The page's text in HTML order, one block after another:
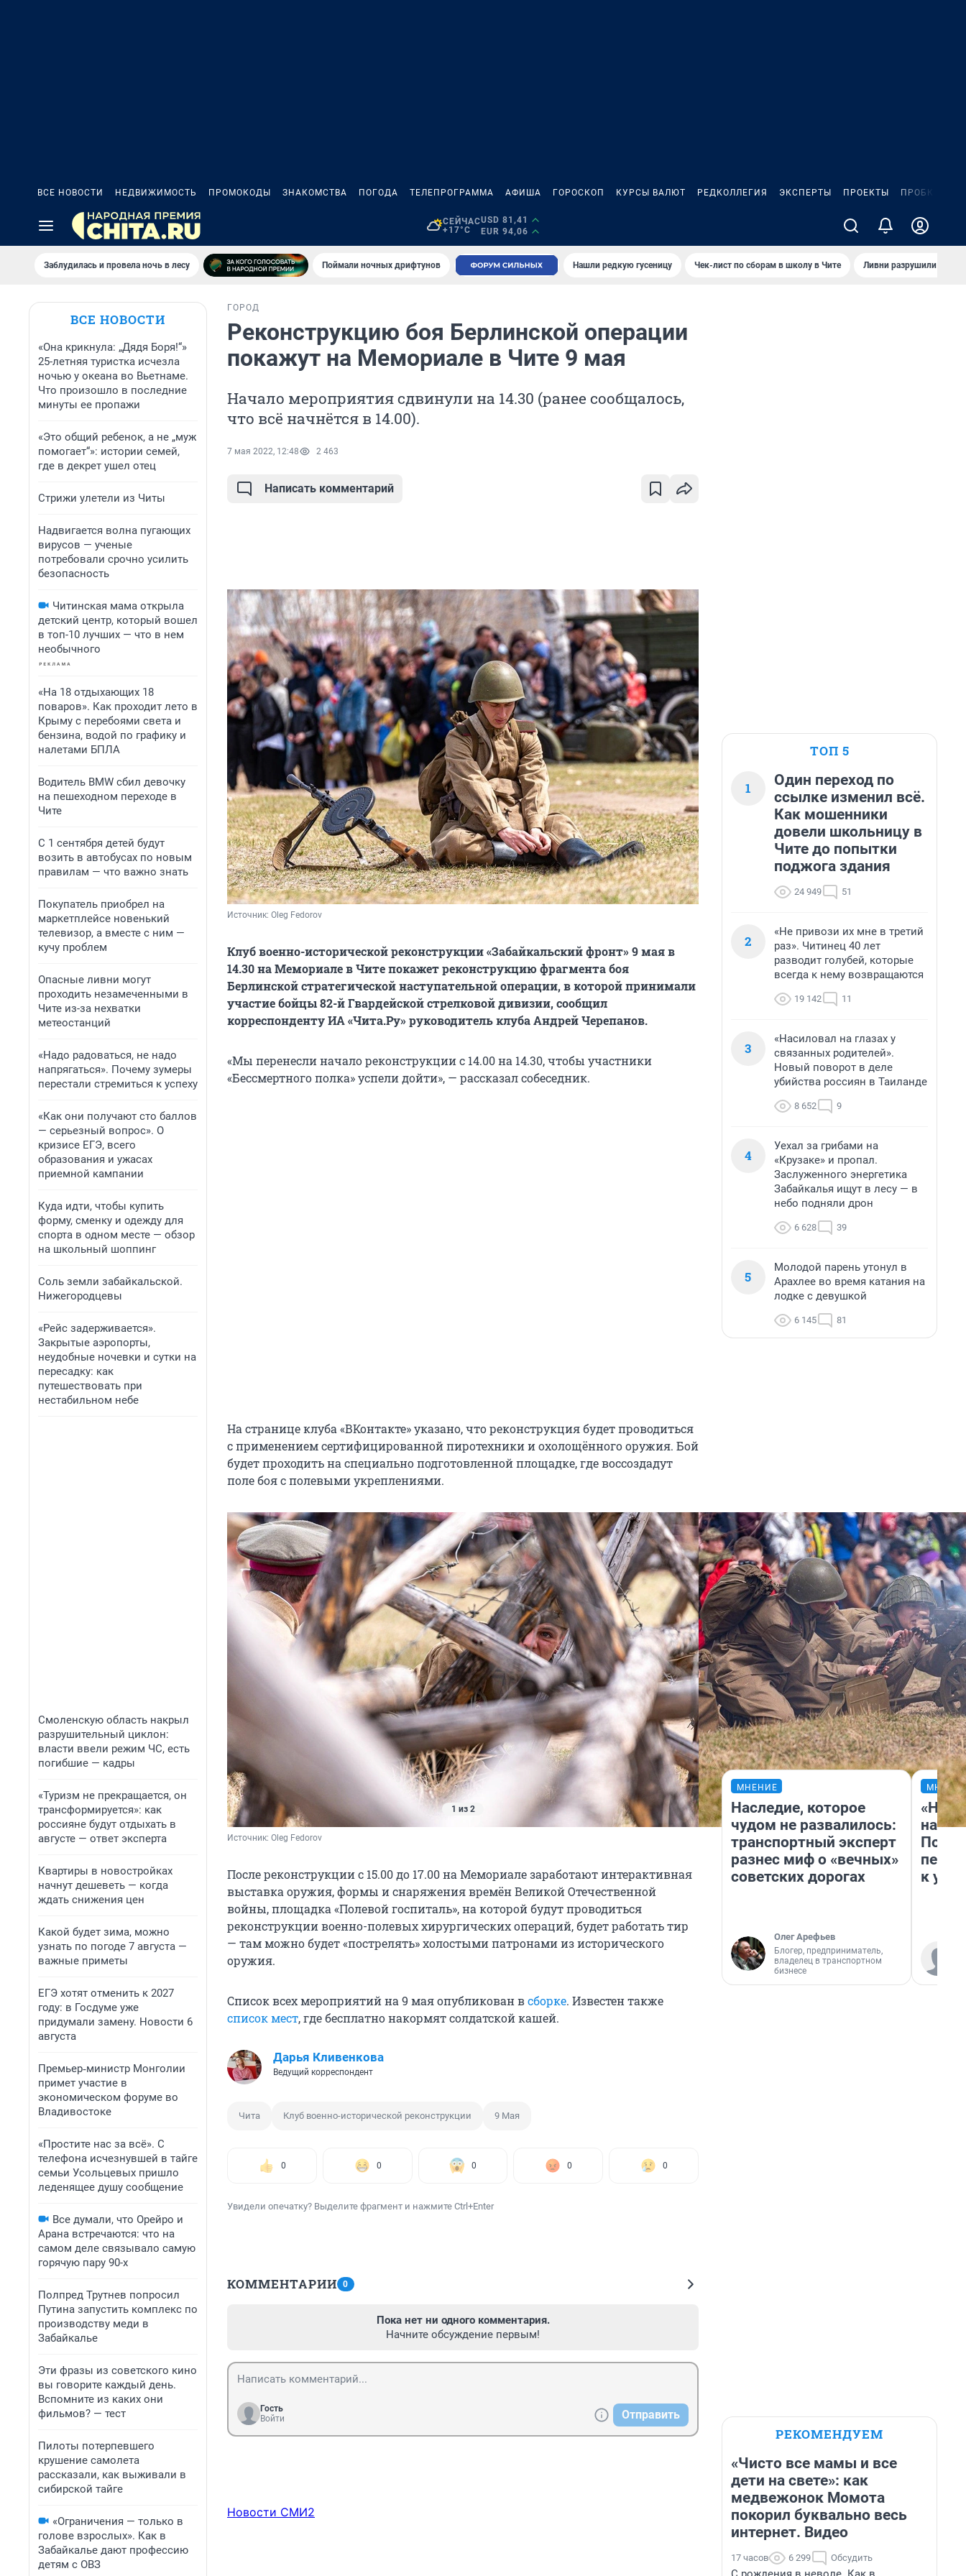
ВСЕ НОВОСТИ НЕДВИЖИМОСТЬ ПРОМОКОДЫ ЗНАКОМСТВА ПОГОДА ТЕЛЕПРОГРАММА АФИША ГОРОСКОП КУРСЫ ВАЛЮТ РЕДКОЛЛЕГИЯ ЭКСПЕРТЫ ПРОЕКТЫ ПРОБКИ
СЕЙЧАС
+17°C
USD 81,41
EUR 94,06
Заблудилась и провела ночь в лесу Поймали ночных дрифтунов Нашли редкую гусеницу Чек-лист по сборам в школу в Чите Ливни разрушили
ВСЕ НОВОСТИ
«Она крикнула: „Дядя Боря!“»
25-летняя туристка исчезла
ночью у океана во Вьетнаме.
Что произошло в последние
минуты ее пропажи
«Это общий ребенок, а не „муж
помогает“»: истории семей,
где в декрет ушел отец
Стрижи улетели из Читы
Надвигается волна пугающих
вирусов — ученые
потребовали срочно усилить
безопасность
Читинская мама открыла
детский центр, который вошел
в топ-10 лучших — что в нем
необычного
«На 18 отдыхающих 18
поваров». Как проходит лето в
Крыму с перебоями света и
бензина, водой по графику и
налетами БПЛА
Водитель BMW сбил девочку
на пешеходном переходе в
Чите
С 1 сентября детей будут
возить в автобусах по новым
правилам — что важно знать
Покупатель приобрел на
маркетплейсе новенький
телевизор, а вместе с ним —
кучу проблем
Опасные ливни могут
проходить незамеченными в
Чите из-за нехватки
метеостанций
«Надо радоваться, не надо
напрягаться». Почему зумеры
перестали стремиться к успеху
«Как они получают сто баллов
— серьезный вопрос». О
кризисе ЕГЭ, всего
образования и ужасах
приемной кампании
Куда идти, чтобы купить
форму, сменку и одежду для
спорта в одном месте — обзор
на школьный шоппинг
Соль земли забайкальской.
Нижегородцевы
«Рейс задерживается».
Закрытые аэропорты,
неудобные ночевки и сутки на
пересадку: как
путешествовать при
нестабильном небе
Смоленскую область накрыл
разрушительный циклон:
власти ввели режим ЧС, есть
погибшие — кадры
«Туризм не прекращается, он
трансформируется»: как
россияне будут отдыхать в
августе — ответ эксперта
Квартиры в новостройках
начнут дешеветь — когда
ждать снижения цен
Какой будет зима, можно
узнать по погоде 7 августа —
важные приметы
ЕГЭ хотят отменить к 2027
году: в Госдуме уже
придумали замену. Новости 6
августа
Премьер‑министр Монголии
примет участие в
экономическом форуме во
Владивостоке
«Простите нас за всё». С
телефона исчезнувшей в тайге
семьи Усольцевых пришло
леденящее душу сообщение
Все думали, что Орейро и
Арана встречаются: что на
самом деле связывало самую
горячую пару 90-х
Полпред Трутнев попросил
Путина запустить комплекс по
производству меди в
Забайкалье
Эти фразы из советского кино
вы говорите каждый день.
Вспомните из каких они
фильмов? — тест
Пилоты потерпевшего
крушение самолета
рассказали, как выживали в
сибирской тайге
«Ограничения — только в
голове взрослых». Как в
Забайкалье дают профессию
детям с ОВЗ
ГОРОД
Реконструкцию боя Берлинской операции
покажут на Мемориале в Чите 9 мая
Начало мероприятия сдвинули на 14.30 (ранее сообщалось,
что всё начнётся в 14.00).
7 мая 2022, 12:48 2 463
Написать комментарий
Источник: Oleg Fedorov
Клуб военно-исторической реконструкции «Забайкальский фронт» 9 мая в
14.30 на Мемориале в Чите покажет реконструкцию фрагмента боя
Берлинской стратегической наступательной операции, в которой принимали
участие бойцы 82-й Гвардейской стрелковой дивизии, сообщил
корреспонденту ИА «Чита.Ру» руководитель клуба Андрей Черепанов.
«Мы перенесли начало реконструкции с 14.00 на 14.30, чтобы участники
«Бессмертного полка» успели дойти», — рассказал собеседник.
На странице клуба «ВКонтакте» указано, что реконструкция будет проводиться
с применением сертифицированной пиротехники и охолощённого оружия. Бой
будет проходить на специально подготовленной площадке, где воссоздадут
поле боя с полевыми укреплениями.
1 из 2
Источник: Oleg Fedorov
После реконструкции с 15.00 до 17.00 на Мемориале заработают интерактивная
выставка оружия, формы и снаряжения времён Великой Отечественной
войны, площадка «Полевой госпиталь», на которой будут проводиться
реконструкции военно-полевых хирургических операций, будет работать тир
— там можно будет «пострелять» холостыми патронами из исторического
оружия.
Список всех мероприятий на 9 мая опубликован всборке. Известен также
список мест, где бесплатно накормят солдатской кашей.
Дарья Кливенкова
Ведущий корреспондент
Чита Клуб военно-исторической реконструкции 9 Мая
0 0 0 0 0
Увидели опечатку? Выделите фрагмент и нажмите Ctrl+Enter
КОММЕНТАРИИ 0
Пока нет ни одного комментария.
Начните обсуждение первым!
Гость
Войти
Отправить
Новости СМИ2
ТОП 5
1
Один переход по
ссылке изменил всё.
Как мошенники
довели школьницу в
Чите до попытки
поджога здания
24 949 51
2
«Не привози их мне в третий
раз». Читинец 40 лет
разводит голубей, которые
всегда к нему возвращаются
19 142 11
3
«Насиловал на глазах у
связанных родителей».
Новый поворот в деле
убийства россиян в Таиланде
8 652 9
4
Уехал за грибами на
«Крузаке» и пропал.
Заслуженного энергетика
Забайкалья ищут в лесу — в
небо подняли дрон
6 628 39
5
Молодой парень утонул в
Арахлее во время катания на
лодке с девушкой
6 145 81
МНЕНИЕ
Наследие, которое
чудом не развалилось:
транспортный эксперт
разнес миф о «вечных»
советских дорогах
Олег Арефьев
Блогер, предприниматель,
владелец в транспортном
бизнесе
надо
к
РЕКОМЕНДУЕМ
«Чисто все мамы и все
дети на свете»: как
медвежонок Момота
покорил буквально весь
интернет. Видео
17 часов 6 299 Обсудить